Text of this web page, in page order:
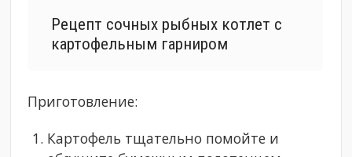
Рецепт сочных рыбных котлет с
картофельным гарниром
Приготовление:
Картофель тщательно помойте и